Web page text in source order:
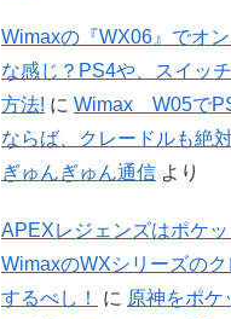
Wimaxの『WX06』でオ
な感じ？PS4や、スイッ
方法! に Wimax W05で
ならば、クレードルも絶
ぎゅんぎゅん通信 より
APEXレジェンズはポケ
WimaxのWXシリーズの
するべし！
に 原神をポケ